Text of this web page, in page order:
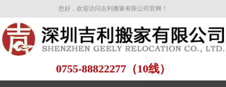
您好，欢迎访问吉利搬家有限公司官网！
0755-88822277（10线）